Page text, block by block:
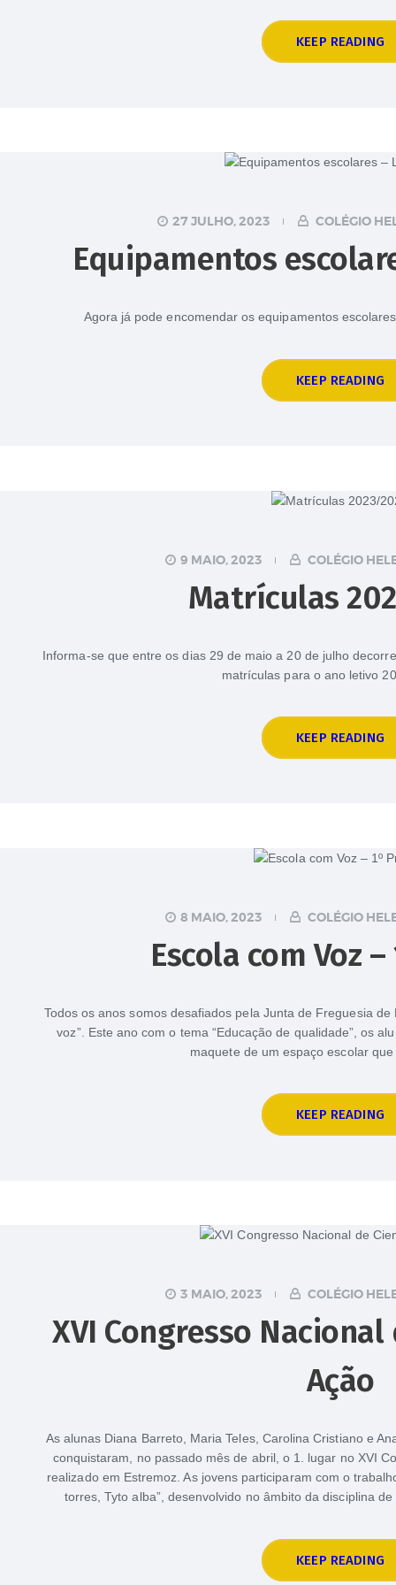
KEEP READING
27 JULHO, 2023 COLÉGIO
Equipamentos
Agora já pode encomendar os equipamentos
KEEP READING
9 MAIO, 2023 COLÉGIO
Matrículas
Informa-se que entre os dias 29 de maio a 20 de julho
matrículas para o ano letivo
KEEP READING
8 MAIO, 2023 COLÉGIO
Escola com Voz
Todos os anos somos desafiados pela Junta de Freguesia
voz”. Este ano com o tema “Educação de qualidade”, os
maquete de um espaço escolar
KEEP READING
3 MAIO, 2023 COLÉGIO
XVI Congresso
Ação
As alunas Diana Barreto, Maria Teles, Carolina Cristiano e
conquistaram, no passado mês de abril, o 1. lugar no XVI
realizado em Estremoz. As jovens participaram com o
torres, Tyto alba”, desenvolvido no âmbito da disciplina
KEEP READING